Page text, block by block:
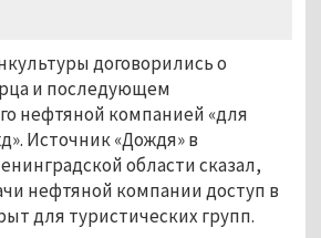
договорились о
и последующем
нефтяной компанией «для
Источник «Дождя» в
области сказал,
нефтяной компании доступ в
для туристических групп.